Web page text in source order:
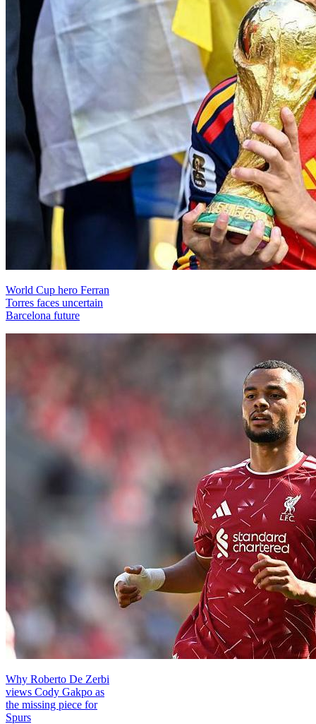
World Cup hero Ferran
Torres faces uncertain
Barcelona future
Why Roberto De Zerbi
views Cody Gakpo as
the missing piece for
Spurs